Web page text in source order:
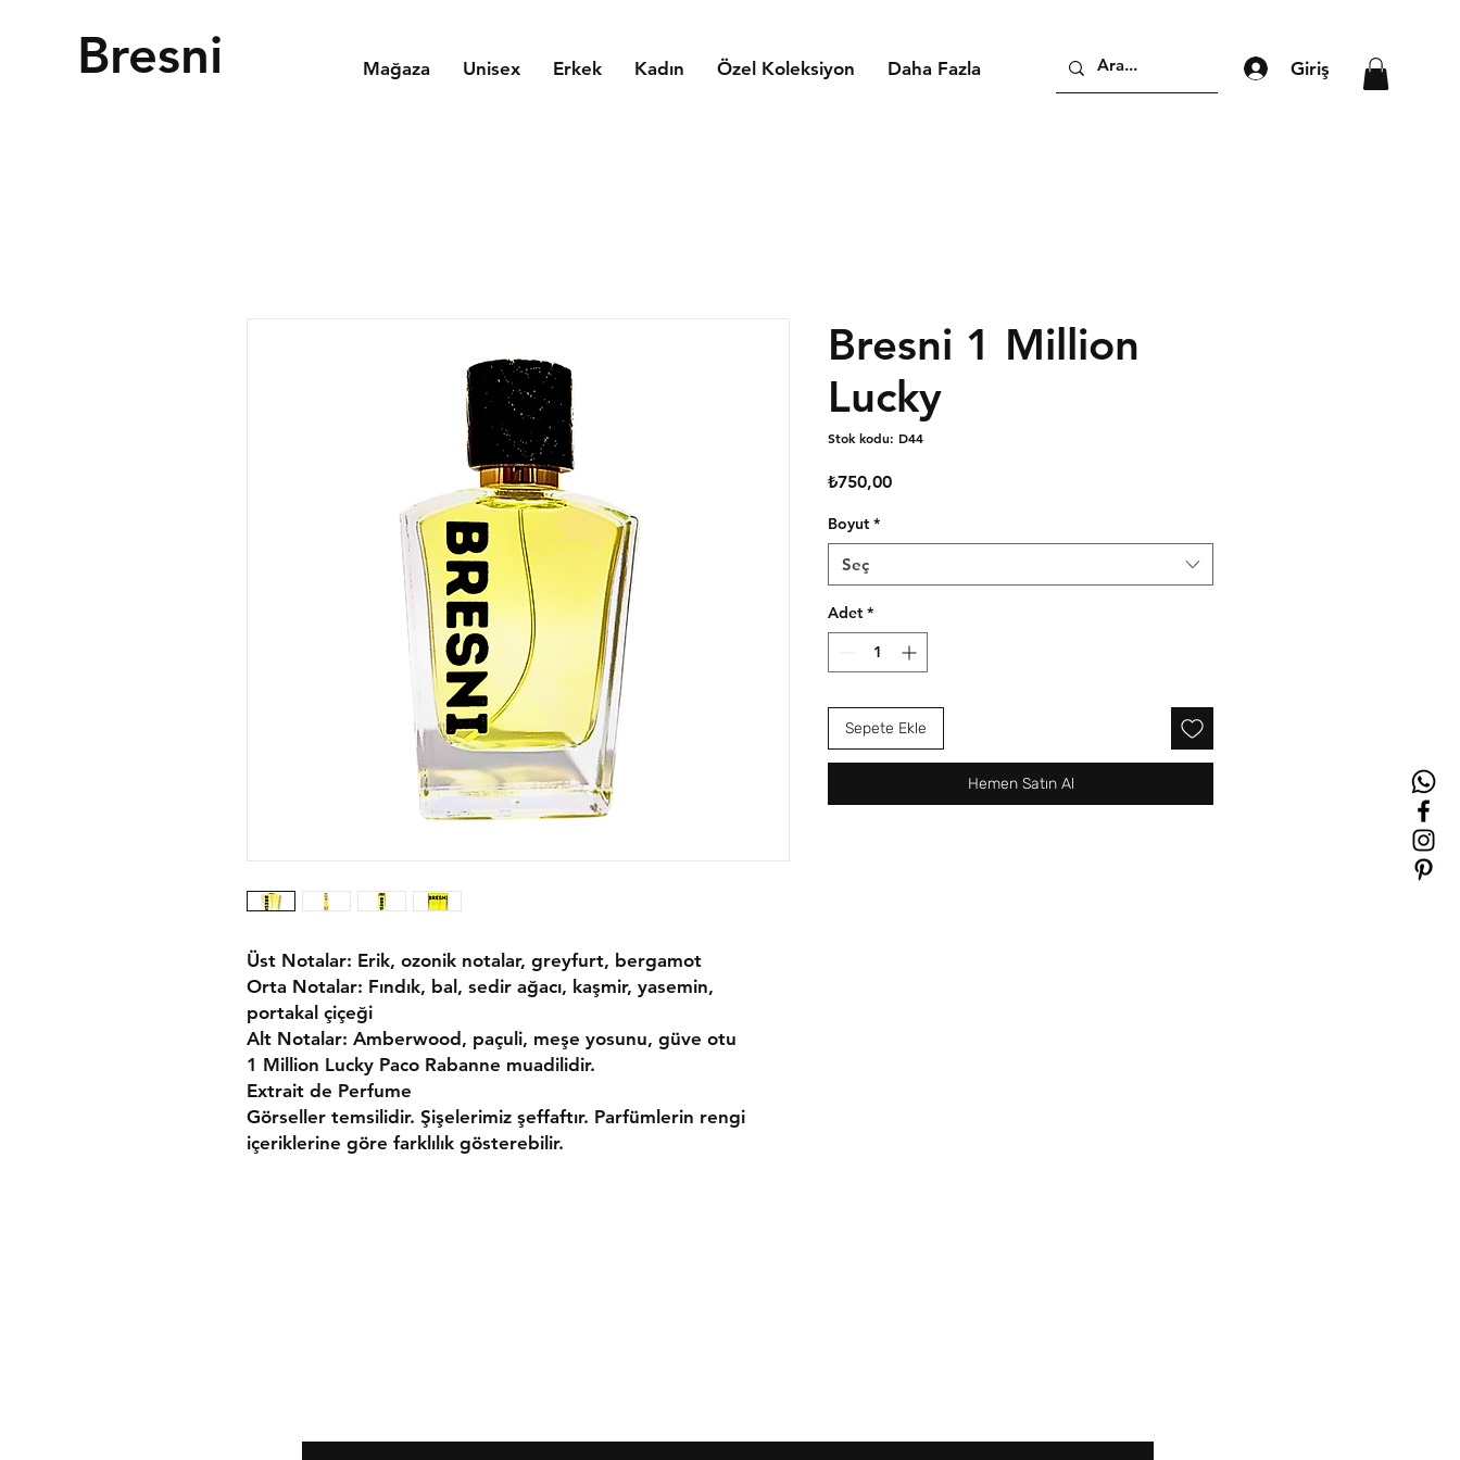
Bresni Mağaza Unisex Erkek Kadın Özel Koleksiyon Daha Fazla Giriş
Üst Notalar: Erik, ozonik notalar, greyfurt, bergamot
Orta Notalar: Fındık, bal, sedir ağacı, kaşmir, yasemin,
portakal çiçeği
Alt Notalar: Amberwood, paçuli, meşe yosunu, güve otu
1 Million Lucky Paco Rabanne muadilidir.
Extrait de Perfume
Görseller temsilidir. Şişelerimiz şeffaftır. Parfümlerin rengi
içeriklerine göre farklılık gösterebilir.
Bresni 1 Million
Lucky
Stok kodu: D44
₺750,00Fiyat
Boyut *
Seç
Adet *
Sepete Ekle
Hemen Satın Al